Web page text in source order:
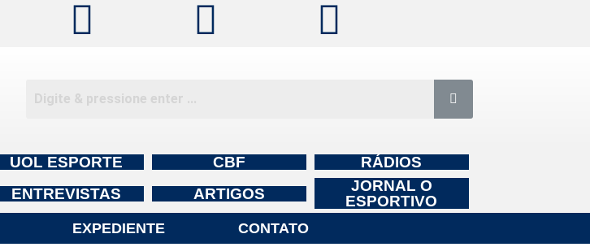
UOL ESPORTE CBF
RÁDIOS
ENTREVISTAS ARTIGOS
JORNAL O
ESPORTIVO
EXPEDIENTE CONTATO